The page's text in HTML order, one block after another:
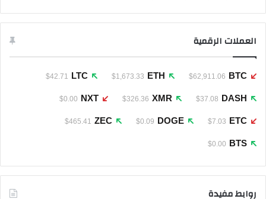
العملات الرقمية
BTC
$62,911.06
ETH
$1,673.33
LTC
$42.71
DASH
$37.08
XMR
$326.36
NXT
$0.00
ETC
$7.03
DOGE
$0.09
ZEC
$465.41
BTS
$0.00
روابط مفيدة